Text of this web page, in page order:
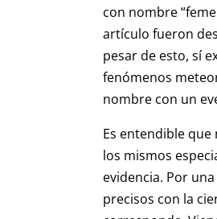
con nombre
artículo fueron
pesar de esto, sí
fenómenos
nombre con un
Es entendible
los mismos
evidencia. Por
precisos con la